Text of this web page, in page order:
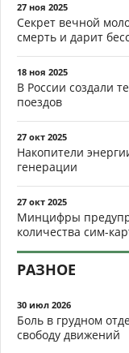
27 ноя 2025
Секрет вечной
смерть и дарит
18 ноя 2025
В России создали
поездов
27 окт 2025
Накопители
генерации
27 окт 2025
Минцифры
количества сим-
РАЗНОЕ
30 июл 2026
Боль в грудном
свободу движений